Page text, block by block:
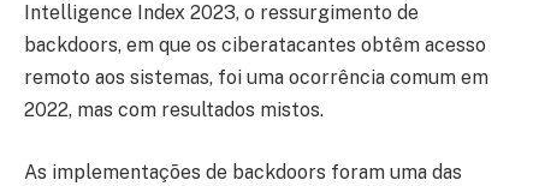
Intelligence Index 2023, o ressurgimento de
backdoors, em que os ciberatacantes obtêm acesso
remoto aos sistemas, foi uma ocorrência comum em
2022, mas com resultados mistos.
As implementações de backdoors foram uma das